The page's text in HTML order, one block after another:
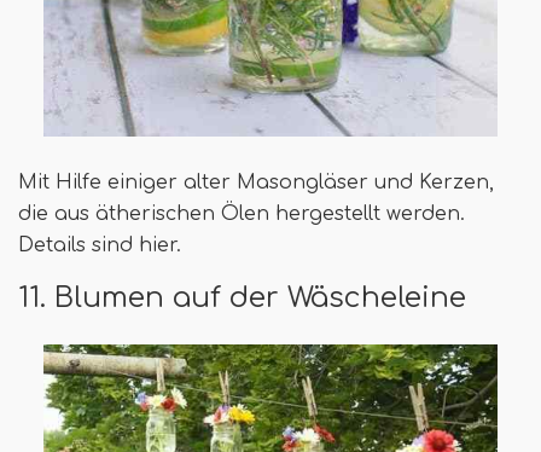
Mit Hilfe einiger alter Masongläser und Kerzen,
die aus ätherischen Ölen hergestellt werden.
Details sind hier.
11. Blumen auf der Wäscheleine